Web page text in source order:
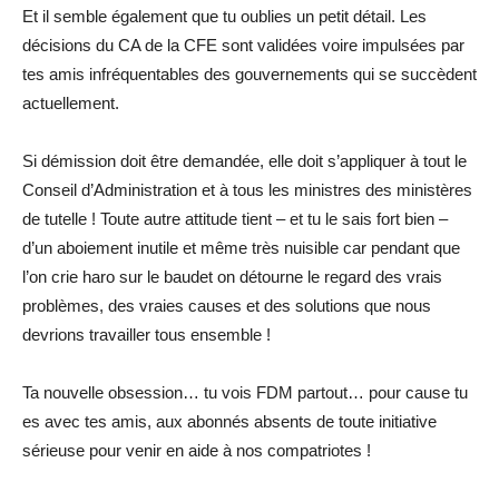
Et il semble également que tu oublies un petit détail. Les
décisions du CA de la CFE sont validées voire impulsées par
tes amis infréquentables des gouvernements qui se succèdent
actuellement.
Si démission doit être demandée, elle doit s’appliquer à tout le
Conseil d’Administration et à tous les ministres des ministères
de tutelle ! Toute autre attitude tient – et tu le sais fort bien –
d’un aboiement inutile et même très nuisible car pendant que
l’on crie haro sur le baudet on détourne le regard des vrais
problèmes, des vraies causes et des solutions que nous
devrions travailler tous ensemble !
Ta nouvelle obsession… tu vois FDM partout… pour cause tu
es avec tes amis, aux abonnés absents de toute initiative
sérieuse pour venir en aide à nos compatriotes !